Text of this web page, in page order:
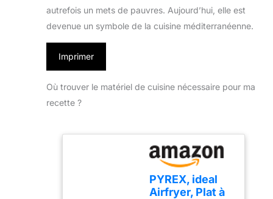
autrefois un mets de pauvres. Aujourd’hui, elle est
devenue un symbole de la cuisine méditerranéenne.
Imprimer
Où trouver le matériel de cuisine nécessaire pour ma
recette ?
PYREX, ideal
Airfryer, Plat à